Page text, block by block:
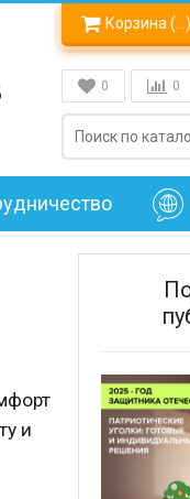
Корзина ( )
0 0
и